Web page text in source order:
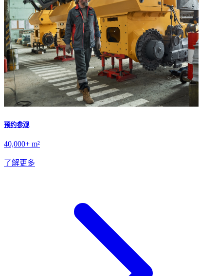
预约参观
40,000+ m²
了解更多